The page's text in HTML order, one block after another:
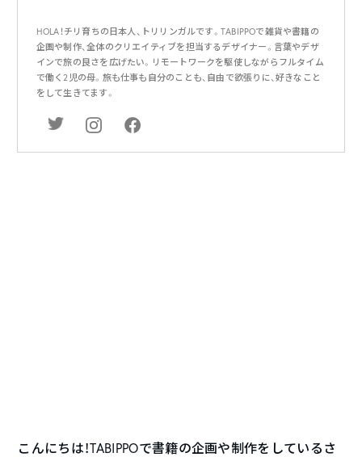
HOLA！チリ育ちの日本人、トリリンガルです。TABIPPOで雑貨や書籍の
企画や制作、全体のクリエイティブを担当するデザイナー。言葉やデザ
インで旅の良さを広げたい。リモートワークを駆使しながらフルタイム
で働く2児の母。旅も仕事も自分のことも、自由で欲張りに、好きなこと
をして生きてます。
こんにちは！TABIPPOで書籍の企画や制作をしているさ